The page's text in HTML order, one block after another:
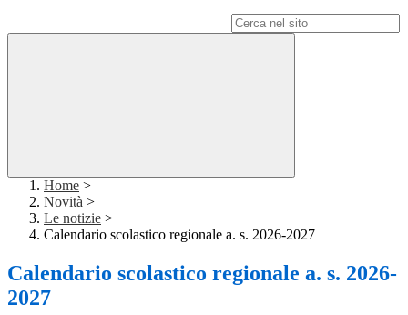
Home >
Novità >
Le notizie >
Calendario scolastico regionale a. s. 2026-2027
Calendario scolastico regionale a. s. 2026-
2027